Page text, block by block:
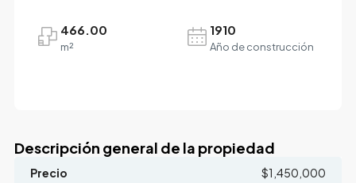
466.00
m²
1910
Año de construcción
Descripción general de la propiedad
Precio $1,450,000